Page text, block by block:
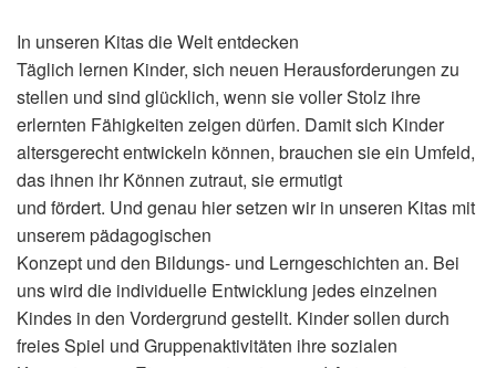
In unseren Kitas die Welt entdecken
Täglich lernen Kinder, sich neuen Herausforderungen zu
stellen und sind glücklich, wenn sie voller Stolz ihre
erlernten Fähigkeiten zeigen dürfen. Damit sich Kinder
altersgerecht entwickeln können, brauchen sie ein Umfeld,
das ihnen ihr Können zutraut, sie ermutigt
und fördert. Und genau hier setzen wir in unseren Kitas mit
unserem pädagogischen
Konzept und den Bildungs- und Lerngeschichten an. Bei
uns wird die individuelle Entwicklung jedes einzelnen
Kindes in den Vordergrund gestellt. Kinder sollen durch
freies Spiel und Gruppenaktivitäten ihre sozialen